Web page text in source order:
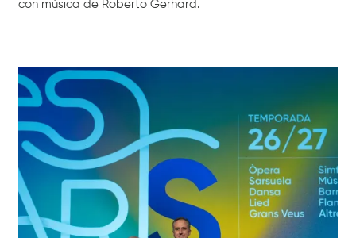
con música de Roberto Gerhard.